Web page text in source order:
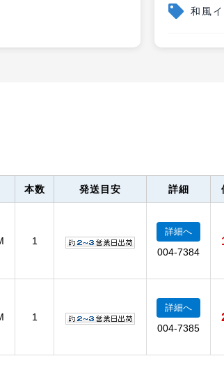
和風
本数 発送目安 詳細
1
詳細へ
004-7384
1
詳細へ
004-7385